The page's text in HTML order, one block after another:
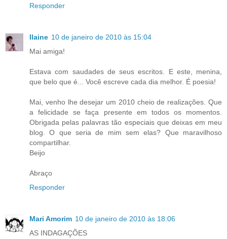
Responder
Ilaine 10 de janeiro de 2010 às 15:04
Mai amiga!
Estava com saudades de seus escritos. E este, menina,
que belo que é... Você escreve cada dia melhor. É poesia!
Mai, venho lhe desejar um 2010 cheio de realizações. Que
a felicidade se faça presente em todos os momentos.
Obrigada pelas palavras tão especiais que deixas em meu
blog. O que seria de mim sem elas? Que maravilhoso
compartilhar.
Beijo
Abraço
Responder
Mari Amorim 10 de janeiro de 2010 às 18:06
AS INDAGAÇÕES